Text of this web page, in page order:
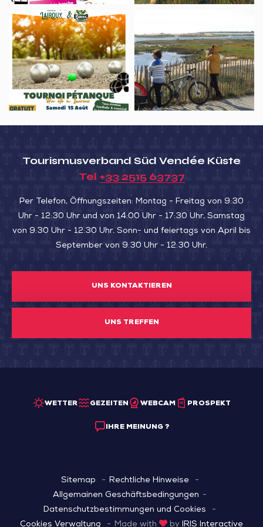
Un
été
à
Lairoux
–
Tournoi
pétanque
nature,
balade
cyclo-
ornitho
Tourismusverband Süd Vendée Küste
Tel +33 2515 63737
Per Telefon, Öffnungszeiten: Montag - Freitag von 9:30
Uhr - 12:30 Uhr und von 14:00 Uhr - 17:30 Uhr, Samstag
von 9:30 Uhr - 12:30 Uhr. Sonn- und feiertags von April bis
September von 9:30 Uhr - 12:30 Uhr.
UNS KONTAKTIEREN
UNS TREFFEN
WETTER GEZEITEN WEBCAM PROSPEKT
IHRE MEINUNG ?
Sitemap
Rechtliche Hinweise
Allgemainen Geschäftsbedingungen
Datenschutzbestimmungen und Cookies
Cookies Verwaltung
Made with by IRIS Interactive